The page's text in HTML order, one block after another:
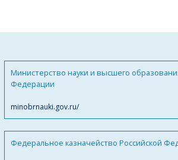
Министерство науки и высшего
Федерации
minobrnauki.gov.ru/
Федеральное казначейство Российской